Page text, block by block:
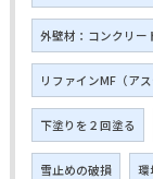
外壁材：コンクリー
リファインMF（ア
下塗りを２回塗る
雪止めの破損 環